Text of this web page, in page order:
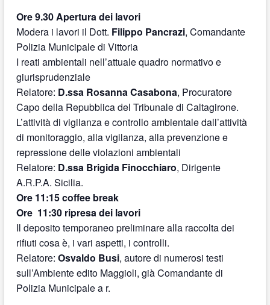
Ore 9.30 Apertura dei lavori
Modera i lavori il Dott. Filippo Pancrazi, Comandante
Polizia Municipale di Vittoria
I reati ambientali nell’attuale quadro normativo e
giurisprudenziale
Relatore: D.ssa Rosanna Casabona, Procuratore
Capo della Repubblica del Tribunale di Caltagirone.
L’attività di vigilanza e controllo ambientale dall’attività
di monitoraggio, alla vigilanza, alla prevenzione e
repressione delle violazioni ambientali
Relatore: D.ssa Brigida Finocchiaro, Dirigente
A.R.P.A. Sicilia.
Ore 11:15 coffee break
Ore 11:30 ripresa dei lavori
Il deposito temporaneo preliminare alla raccolta dei
rifiuti cosa è, i vari aspetti, i controlli.
Relatore: Osvaldo Busi, autore di numerosi testi
sull’Ambiente edito Maggioli, già Comandante di
Polizia Municipale a r.